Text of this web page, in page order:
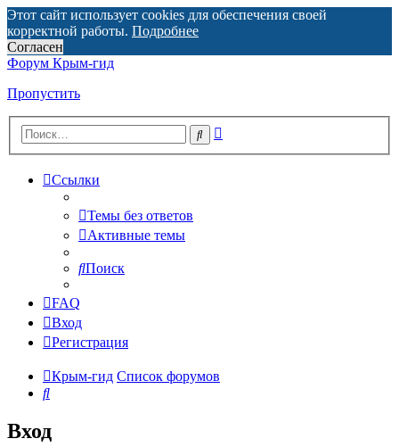
Этот сайт использует cookies для обеспечения своей
корректной работы. Подробнее
Согласен
Форум Крым-гид
Пропустить
Поиск
Ссылки
Темы без ответов
Активные темы
Поиск
FAQ
Вход
Регистрация
Крым-гид Список форумов
Поиск
Вход